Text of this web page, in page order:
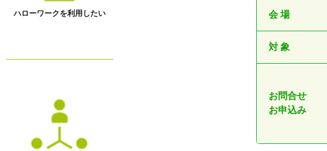
ハローワークを利用したい 会 場
対 象
お問合せ
お申込み